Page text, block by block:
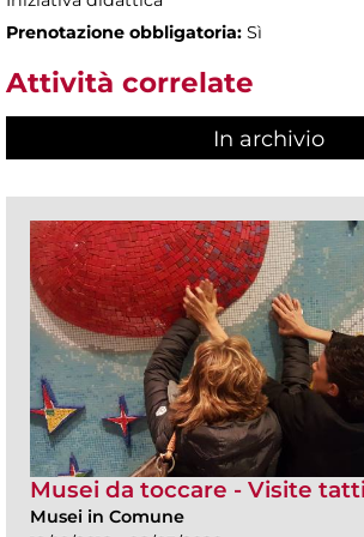
Prenotazione obbligatoria: Sì
Attività correlate
In archivio
Musei da toccare - Visite
Musei in Comune